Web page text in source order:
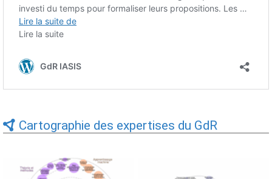
Cartographie des expertises du GdR